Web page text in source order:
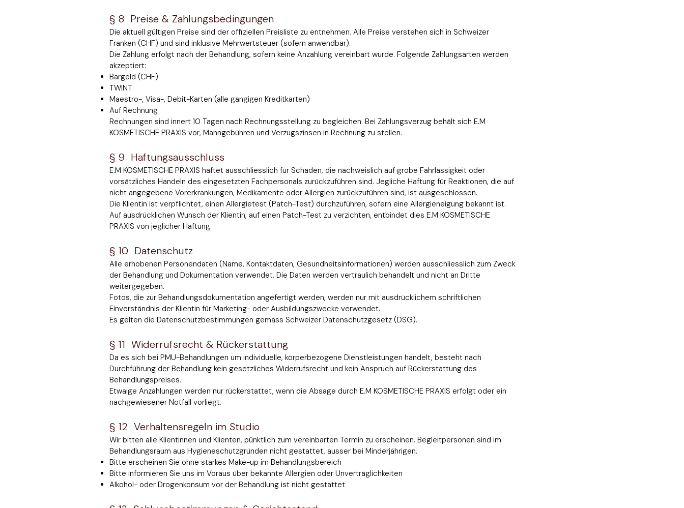
§ 8 Preise & Zahlungsbedingungen
Die aktuell gültigen Preise sind der offiziellen Preisliste zu entnehmen. Alle Preise verstehen sich in Schweizer
Franken (CHF) und sind inklusive Mehrwertsteuer (sofern anwendbar).
Die Zahlung erfolgt nach der Behandlung, sofern keine Anzahlung vereinbart wurde. Folgende Zahlungsarten werden
akzeptiert:
Bargeld (CHF)
TWINT
Maestro-, Visa-, Debit-Karten (alle gängigen Kreditkarten)
Auf Rechnung
Rechnungen sind innert 10 Tagen nach Rechnungsstellung zu begleichen. Bei Zahlungsverzug behält sich E.M
KOSMETISCHE PRAXIS vor, Mahngebühren und Verzugszinsen in Rechnung zu stellen.
§ 9 Haftungsausschluss
E.M KOSMETISCHE PRAXIS haftet ausschliesslich für Schäden, die nachweislich auf grobe Fahrlässigkeit oder
vorsätzliches Handeln des eingesetzten Fachpersonals zurückzuführen sind. Jegliche Haftung für Reaktionen, die auf
nicht angegebene Vorerkrankungen, Medikamente oder Allergien zurückzuführen sind, ist ausgeschlossen.
Die Klientin ist verpflichtet, einen Allergietest (Patch-Test) durchzuführen, sofern eine Allergieneigung bekannt ist.
Auf ausdrücklichen Wunsch der Klientin, auf einen Patch-Test zu verzichten, entbindet dies E.M KOSMETISCHE
PRAXIS von jeglicher Haftung.
§ 10 Datenschutz
Alle erhobenen Personendaten (Name, Kontaktdaten, Gesundheitsinformationen) werden ausschliesslich zum Zweck
der Behandlung und Dokumentation verwendet. Die Daten werden vertraulich behandelt und nicht an Dritte
weitergegeben.
Fotos, die zur Behandlungsdokumentation angefertigt werden, werden nur mit ausdrücklichem schriftlichen
Einverständnis der Klientin für Marketing- oder Ausbildungszwecke verwendet.
Es gelten die Datenschutzbestimmungen gemäss Schweizer Datenschutzgesetz (DSG).
§ 11 Widerrufsrecht & Rückerstattung
Da es sich bei PMU-Behandlungen um individuelle, körperbezogene Dienstleistungen handelt, besteht nach
Durchführung der Behandlung kein gesetzliches Widerrufsrecht und kein Anspruch auf Rückerstattung des
Behandlungspreises.
Etwaige Anzahlungen werden nur rückerstattet, wenn die Absage durch E.M KOSMETISCHE PRAXIS erfolgt oder ein
nachgewiesener Notfall vorliegt.
§ 12 Verhaltensregeln im Studio
Wir bitten alle Klientinnen und Klienten, pünktlich zum vereinbarten Termin zu erscheinen. Begleitpersonen sind im
Behandlungsraum aus Hygieneschutzgründen nicht gestattet, ausser bei Minderjährigen.
Bitte erscheinen Sie ohne starkes Make-up im Behandlungsbereich
Bitte informieren Sie uns im Voraus über bekannte Allergien oder Unverträglichkeiten
Alkohol- oder Drogenkonsum vor der Behandlung ist nicht gestattet